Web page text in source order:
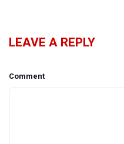
LEAVE A REPLY
Comment